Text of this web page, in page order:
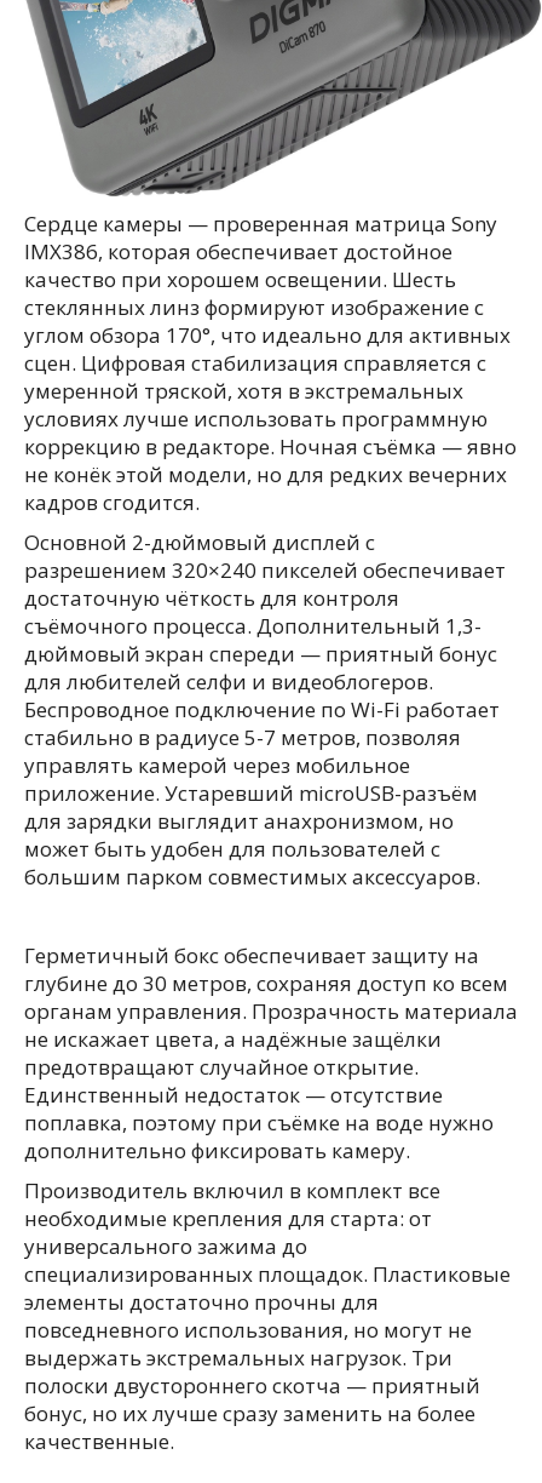
Сердце камеры — проверенная матрица Sony
IMX386, которая обеспечивает достойное
качество при хорошем освещении. Шесть
стеклянных линз формируют изображение с
углом обзора 170°, что идеально для активных
сцен. Цифровая стабилизация справляется с
умеренной тряской, хотя в экстремальных
условиях лучше использовать программную
коррекцию в редакторе. Ночная съёмка — явно
не конёк этой модели, но для редких вечерних
кадров сгодится.
Основной 2-дюймовый дисплей с
разрешением 320×240 пикселей обеспечивает
достаточную чёткость для контроля
съёмочного процесса. Дополнительный 1,3-
дюймовый экран спереди — приятный бонус
для любителей селфи и видеоблогеров.
Беспроводное подключение по Wi-Fi работает
стабильно в радиусе 5-7 метров, позволяя
управлять камерой через мобильное
приложение. Устаревший microUSB-разъём
для зарядки выглядит анахронизмом, но
может быть удобен для пользователей с
большим парком совместимых аксессуаров.
Герметичный бокс обеспечивает защиту на
глубине до 30 метров, сохраняя доступ ко всем
органам управления. Прозрачность материала
не искажает цвета, а надёжные защёлки
предотвращают случайное открытие.
Единственный недостаток — отсутствие
поплавка, поэтому при съёмке на воде нужно
дополнительно фиксировать камеру.
Производитель включил в комплект все
необходимые крепления для старта: от
универсального зажима до
специализированных площадок. Пластиковые
элементы достаточно прочны для
повседневного использования, но могут не
выдержать экстремальных нагрузок. Три
полоски двустороннего скотча — приятный
бонус, но их лучше сразу заменить на более
качественные.